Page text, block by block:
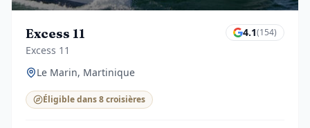
Excess 11
Excess 11
4.1(154)
Le Marin, Martinique
Éligible dans 8 croisières